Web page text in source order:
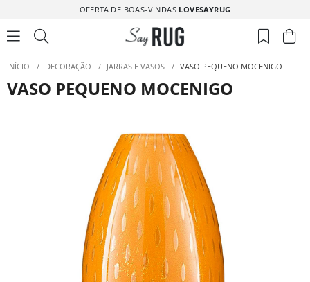
OFERTA DE BOAS-VINDAS LOVESAYRUG
INÍCIO / DECORAÇÃO / JARRAS E VASOS / VASO PEQUENO MOCENIGO
VASO PEQUENO MOCENIGO